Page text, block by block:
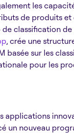
les
de produits et
de classification
, crée une
basée sur les
pour les
applications
un nouveau